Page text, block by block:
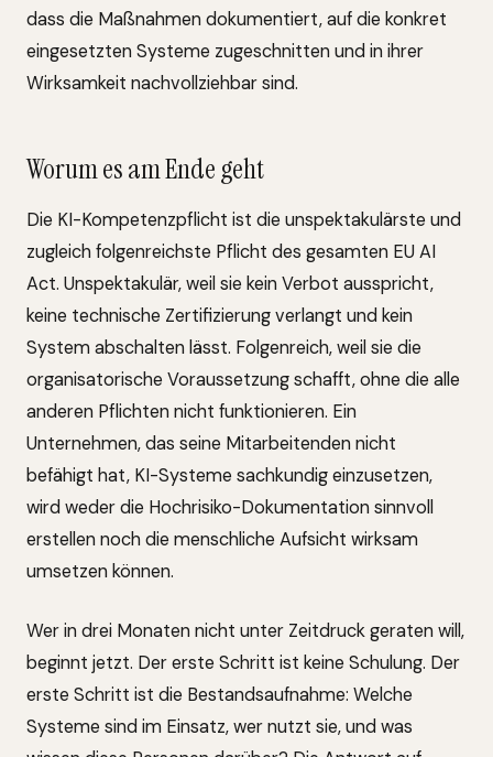
dass die Maßnahmen dokumentiert, auf die konkret
eingesetzten Systeme zugeschnitten und in ihrer
Wirksamkeit nachvollziehbar sind.
Worum es am Ende geht
Die KI-Kompetenzpflicht ist die unspektakulärste und
zugleich folgenreichste Pflicht des gesamten EU AI
Act. Unspektakulär, weil sie kein Verbot ausspricht,
keine technische Zertifizierung verlangt und kein
System abschalten lässt. Folgenreich, weil sie die
organisatorische Voraussetzung schafft, ohne die alle
anderen Pflichten nicht funktionieren. Ein
Unternehmen, das seine Mitarbeitenden nicht
befähigt hat, KI-Systeme sachkundig einzusetzen,
wird weder die Hochrisiko-Dokumentation sinnvoll
erstellen noch die menschliche Aufsicht wirksam
umsetzen können.
Wer in drei Monaten nicht unter Zeitdruck geraten will,
beginnt jetzt. Der erste Schritt ist keine Schulung. Der
erste Schritt ist die Bestandsaufnahme: Welche
Systeme sind im Einsatz, wer nutzt sie, und was